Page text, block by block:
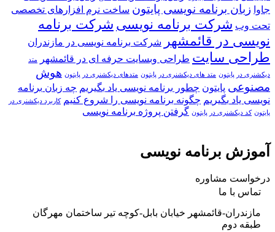
جاوا زبان برنامه نویسی پایتون ساخت نرم افزارهای تخصصی
تحت وب شرکت برنامه نویسی شرکت برنامه
نویسی در قائمشهر
شرکت برنامه نویسی در مازندران
طراحی سایت طراحی وبسایت حرفه ای در قائمشهر متد
دیکشنری در پایتون متد های دیکشنری در پایتون متدهای دیکشنری در پایتون هوش
مصنوعی پایتون چطور برنامه نویسی یاد بگیریم چه زبان برنامه
نویسی یاد بگیریم چگونه برنامه نویسی را شروع کنیم کاربرد دیکشنری در
پایتون کد دیکشنری در پایتون گرفتن پروژه برنامه نویسی
آموزش برنامه نویسی
درخواست مشاوره
تماس با ما
مازندران-قائمشهر خیابان بابل-کوچه تیر ساختمان مهرگان
طبقه دوم